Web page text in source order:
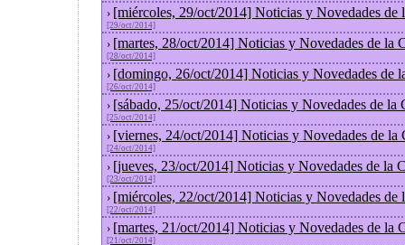
› [miércoles, 29/oct/2014] Noticias y Novedades de
[29/oct/2014]
› [martes, 28/oct/2014] Noticias y Novedades de la
[28/oct/2014]
› [domingo, 26/oct/2014] Noticias y Novedades de
[26/oct/2014]
› [sábado, 25/oct/2014] Noticias y Novedades de la
[25/oct/2014]
› [viernes, 24/oct/2014] Noticias y Novedades de la
[24/oct/2014]
› [jueves, 23/oct/2014] Noticias y Novedades de la
[23/oct/2014]
› [miércoles, 22/oct/2014] Noticias y Novedades de
[22/oct/2014]
› [martes, 21/oct/2014] Noticias y Novedades de la
[21/oct/2014]